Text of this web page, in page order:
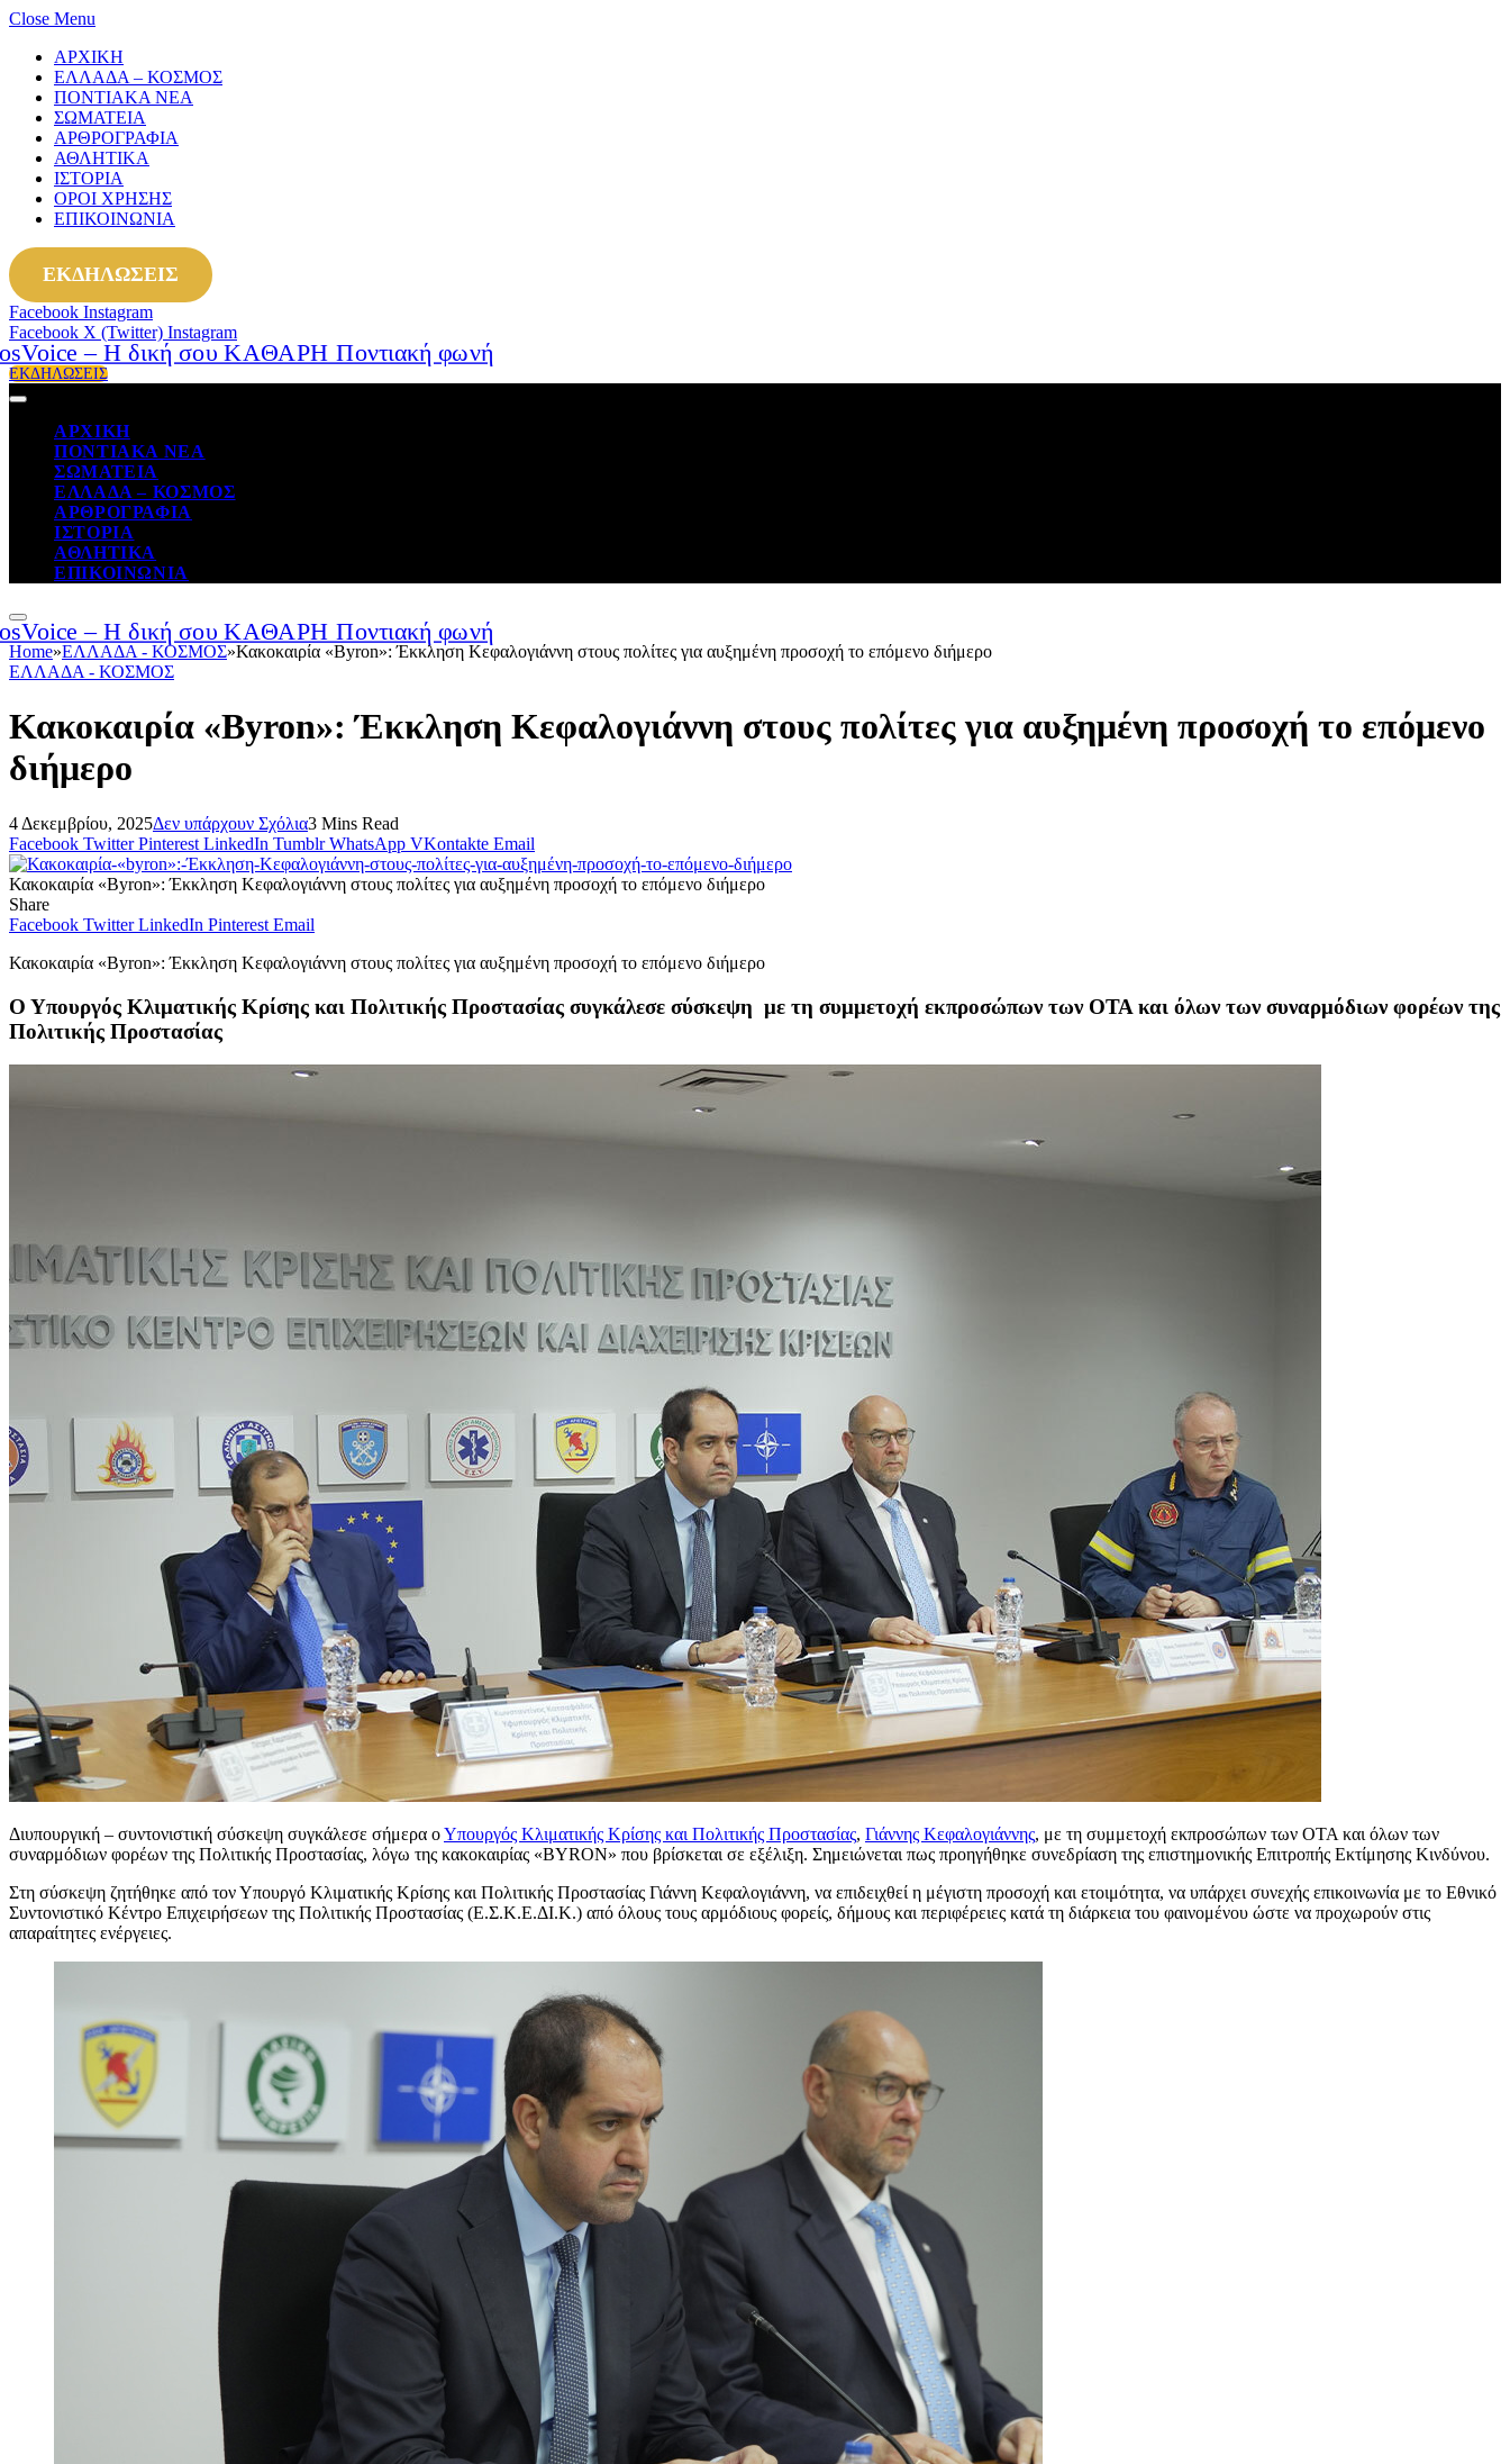
Close Menu
ΑΡΧΙΚΗ
ΕΛΛΑΔΑ – ΚΟΣΜΟΣ
ΠΟΝΤΙΑΚΑ ΝΕΑ
ΣΩΜΑΤΕΙΑ
ΑΡΘΡΟΓΡΑΦΙΑ
ΑΘΛΗΤΙΚΑ
ΙΣΤΟΡΙΑ
ΟΡΟΙ ΧΡΗΣΗΣ
ΕΠΙΚΟΙΝΩΝΙΑ
ΕΚΔΗΛΩΣΕΙΣ
Facebook Instagram
Facebook X (Twitter) Instagram
ΕΚΔΗΛΩΣΕΙΣ
ΑΡΧΙΚΗ
ΠΟΝΤΙΑΚΑ ΝΕΑ
ΣΩΜΑΤΕΙΑ
ΕΛΛΑΔΑ – ΚΟΣΜΟΣ
ΑΡΘΡΟΓΡΑΦΙΑ
ΙΣΤΟΡΙΑ
ΑΘΛΗΤΙΚΑ
ΕΠΙΚΟΙΝΩΝΙΑ
Home»ΕΛΛΑΔΑ - ΚΟΣΜΟΣ»Κακοκαιρία «Byron»: Έκκληση Κεφαλογιάννη στους πολίτες για αυξημένη προσοχή το επόμενο διήμερο
ΕΛΛΑΔΑ - ΚΟΣΜΟΣ
Κακοκαιρία «Byron»: Έκκληση Κεφαλογιάννη στους πολίτες για αυξημένη προσοχή το επόμενο
διήμερο
4 Δεκεμβρίου, 2025Δεν υπάρχουν Σχόλια3 Mins Read
Facebook Twitter Pinterest LinkedIn Tumblr WhatsApp VKontakte Email
Κακοκαιρία «Byron»: Έκκληση Κεφαλογιάννη στους πολίτες για αυξημένη προσοχή το επόμενο διήμερο
Share
Facebook Twitter LinkedIn Pinterest Email
Κακοκαιρία «Byron»: Έκκληση Κεφαλογιάννη στους πολίτες για αυξημένη προσοχή το επόμενο διήμερο
Ο Υπουργός Κλιματικής Κρίσης και Πολιτικής Προστασίας συγκάλεσε σύσκεψη με τη συμμετοχή εκπροσώπων των ΟΤΑ και όλων των συναρμόδιων φορέων της
Πολιτικής Προστασίας
Διυπουργική – συντονιστική σύσκεψη συγκάλεσε σήμερα οΥπουργός Κλιματικής Κρίσης και Πολιτικής Προστασίας, Γιάννης Κεφαλογιάννης, με τη συμμετοχή εκπροσώπων των ΟΤΑ και όλων των
συναρμόδιων φορέων της Πολιτικής Προστασίας, λόγω της κακοκαιρίας «BYRON» που βρίσκεται σε εξέλιξη. Σημειώνεται πως προηγήθηκε συνεδρίαση της επιστημονικής Επιτροπής Εκτίμησης Κινδύνου.
Στη σύσκεψη ζητήθηκε από τον Υπουργό Κλιματικής Κρίσης και Πολιτικής Προστασίας Γιάννη Κεφαλογιάννη, να επιδειχθεί η μέγιστη προσοχή και ετοιμότητα, να υπάρχει συνεχής επικοινωνία με το Εθνικό
Συντονιστικό Κέντρο Επιχειρήσεων της Πολιτικής Προστασίας (Ε.Σ.Κ.Ε.ΔΙ.Κ.) από όλους τους αρμόδιους φορείς, δήμους και περιφέρειες κατά τη διάρκεια του φαινομένου ώστε να προχωρούν στις
απαραίτητες ενέργειες.